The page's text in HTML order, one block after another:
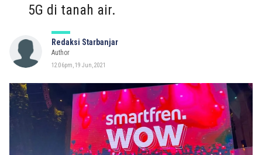
5G di tanah air.
Redaksi Starbanjar
Author
12:06pm, 19 Jun, 2021